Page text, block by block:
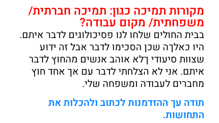
מקורות תמיכה כגון: תמיכה חברתית/
משפחתית/ מקום עבודה?
בבית החולים שלחו לנו פסיכולוגים לדבר איתם.
היו כאלךה שכן הסכימו לדבר אבל זה ידוע
שצוות סיעודי ךלא אוהב אנשים מהחוץ לדבר
איתם. אני לא הצלחתי לדבר עם אך אחד חוץ
מחברים לעבודה ומשפחה שלי.
תודה עך ההזדמנות לכתוב ולהכלות את
התחושות.